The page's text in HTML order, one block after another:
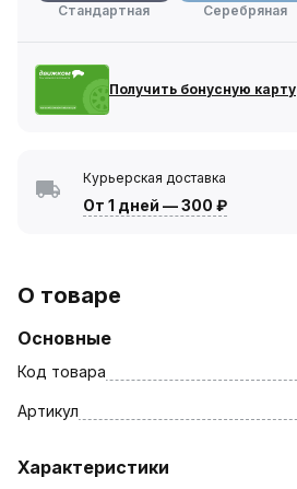
Стандартная
Серебряная
Получить бонусную карту
Курьерская доставка
От 1 дней —300 ₽
О товаре
Основные
Код товара
Артикул
Характеристики